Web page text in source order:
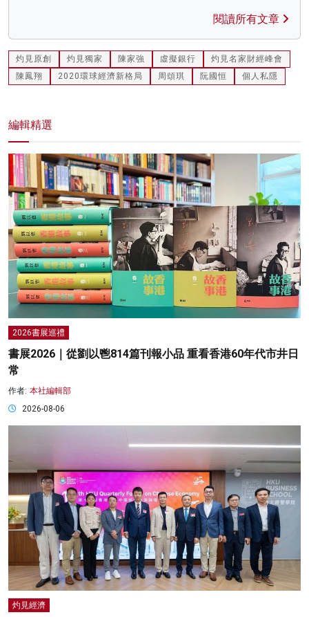
閱讀所有文章
灼見原創 灼見獨家 陳家強 虛擬銀行
灼見名家財經峰會
陳鳳翔
2020環球經濟新格局 周頌琪 阮國恒 個人私隱
編輯精選
2026書展巡禮
書展2026｜從劉以鬯814篇刊報小品 重看香港60年代市井日
常
作者: 本社編輯部
2026-08-06
灼見經濟